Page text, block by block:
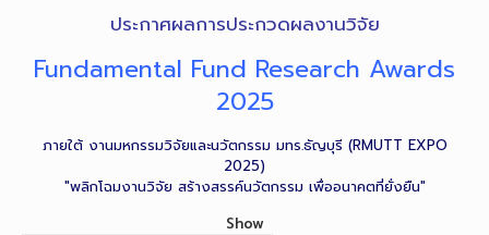
ประกาศผลการประกวดผลงานวิจัย
Fundamental Fund Research Awards
2025
ภายใต้ งานมหกรรมวิจัยและนวัตกรรม มทร.ธัญบุรี (RMUTT EXPO
2025)
"พลิกโฉมงานวิจัย สร้างสรรค์นวัตกรรม เพื่ออนาคตที่ยั่งยืน"
Show